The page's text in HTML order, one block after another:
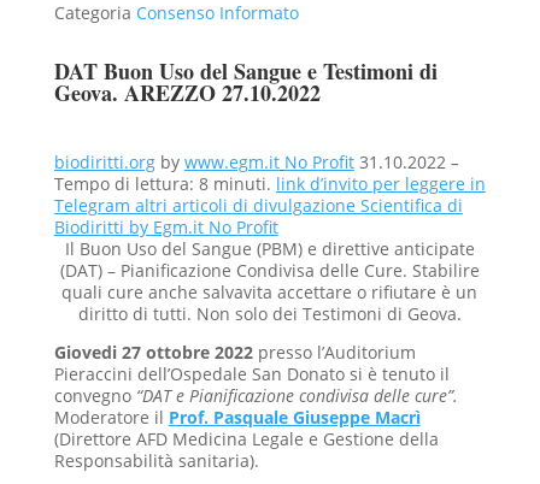
Categoria Consenso Informato
DAT Buon Uso del Sangue e Testimoni di
Geova. AREZZO 27.10.2022
biodiritti.org by www.egm.it No Profit31.10.2022–
Tempo di lettura: 8 minuti. link d’invito per leggere in
Telegram altri articoli di divulgazione Scientifica di
Biodiritti by Egm.it No Profit
Il Buon Uso del Sangue (PBM) e direttive anticipate
(DAT) – Pianificazione Condivisa delle Cure. Stabilire
quali cure anche salvavita accettare o rifiutare è un
diritto di tutti. Non solo dei Testimoni di Geova.
Giovedi 27 ottobre 2022presso l’Auditorium
Pieraccini dell’Ospedale San Donato si è tenuto il
convegno “DAT e Pianificazione condivisa delle cure”.
Moderatore il Prof. Pasquale Giuseppe Macrì
(Direttore AFD Medicina Legale e Gestione della
Responsabilità sanitaria).